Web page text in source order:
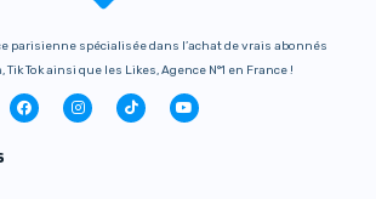
parisienne spécialisée dans l’achat de vrais abonnés
Tik Tok ainsi que les Likes, Agence N°1 en France !